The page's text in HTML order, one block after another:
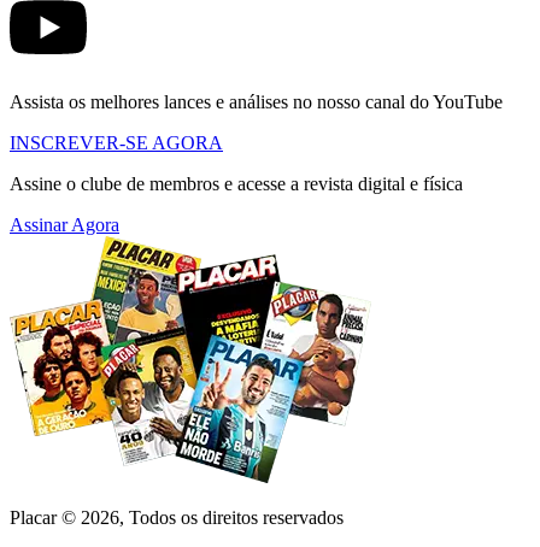
Assista os melhores lances e análises no nosso canal do YouTube
INSCREVER-SE AGORA
Assine o clube de membros e acesse a revista digital e física
Assinar Agora
Placar © 2026, Todos os direitos reservados